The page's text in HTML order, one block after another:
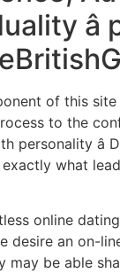
of this site
to the
personality â
what
online
desire an on-
may be able